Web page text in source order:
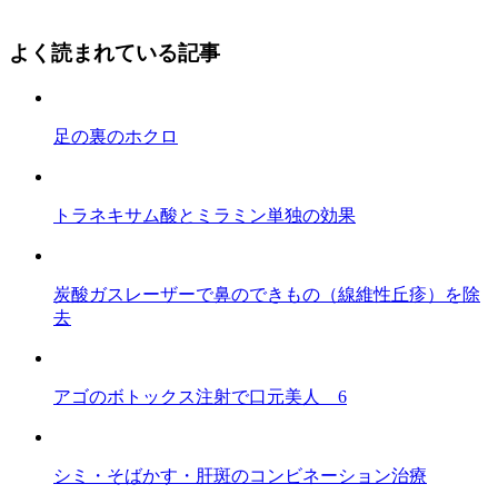
よく読まれている記事
足の裏のホクロ
トラネキサム酸とミラミン単独の効果
炭酸ガスレーザーで鼻のできもの（線維性丘疹）を除
去
アゴのボトックス注射で口元美人 6
シミ・そばかす・肝斑のコンビネーション治療